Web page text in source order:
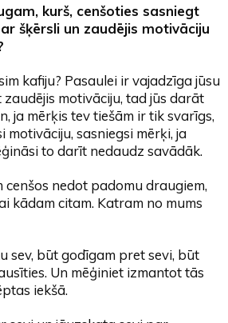
kurš, cenšoties sasniegt
šķērsli un zaudējis motivāciju
kafiju? Pasaulei ir vajadzīga jūsu
zaudējis motivāciju, tad jūs darāt
ja mērķis tev tiešām ir tik svarīgs,
sasniegsi mērķi, ja
to darīt nedaudz savādāk.
cenšos nedot padomu draugiem,
kādam citam. Katram no mums
sev, būt godīgam pret sevi, būt
Un mēģiniet izmantot tās
iekšā.